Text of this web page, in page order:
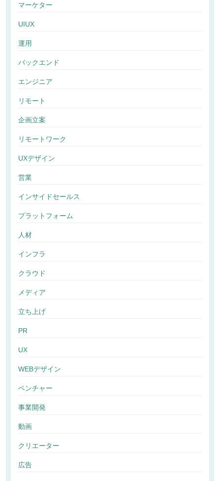
マーケター
UIUX
運用
バックエンド
エンジニア
リモート
企画立案
リモートワーク
UXデザイン
営業
インサイドセールス
プラットフォーム
人材
インフラ
クラウド
メディア
立ち上げ
PR
UX
WEBデザイン
ベンチャー
事業開発
動画
クリエーター
広告